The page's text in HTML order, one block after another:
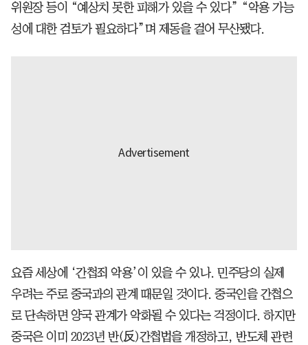
위원장 등이 “예상치 못한 피해가 있을 수 있다” “악용 가능
성에 대한 검토가 필요하다”며 제동을 걸어 무산됐다.
요즘 세상에 ‘간첩죄 악용’이 있을 수 있나. 민주당의 실제
우려는 주로 중국과의 관계 때문일 것이다. 중국인을 간첩으
로 단속하면 양국 관계가 악화될 수 있다는 걱정이다. 하지만
중국은 이미 2023년 반(反)간첩법을 개정하고, 반도체 관련